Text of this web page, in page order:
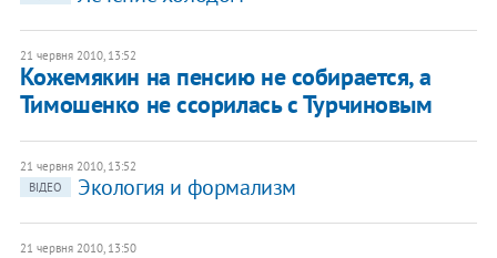
21 червня 2010, 13:52
Кожемякин на пенсию не собирается, а
Тимошенко не ссорилась с Турчиновым
21 червня 2010, 13:52
ВІДЕО
Экология и формализм
21 червня 2010, 13:50